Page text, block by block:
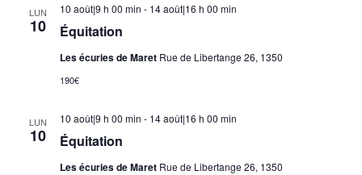
LUN
10 Équitation
10 août|9 h 00 min - 14 août|16 h 00 min
Les écuries de Maret Rue de Libertange 26, 1350
190€
LUN
10 Équitation
10 août|9 h 00 min - 14 août|16 h 00 min
Les écuries de Maret Rue de Libertange 26, 1350